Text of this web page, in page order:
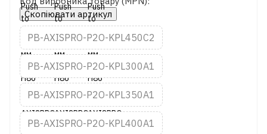
Скопіювати артикул
PB-AXISPRO-P2O-KPL450C2
PB-AXISPRO-P2O-KPL300A1
PB-AXISPRO-P2O-KPL350A1
PB-AXISPRO-P2O-KPL400A1